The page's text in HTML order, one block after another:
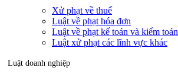
Xử phạt về thuế
Luật về phạt hóa đơn
Luật về phạt kế toán và kiểm toán
Luật xử phạt các lĩnh vực khác
Luật doanh nghiệp